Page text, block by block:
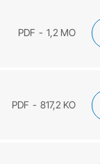
PDF 1,2 MO
PDF 817,2 KO